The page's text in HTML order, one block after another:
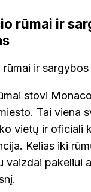
rūmai ir
stovi
Tai viena
vietų ir oficiali
Kelias iki
vaizdai pakeliui